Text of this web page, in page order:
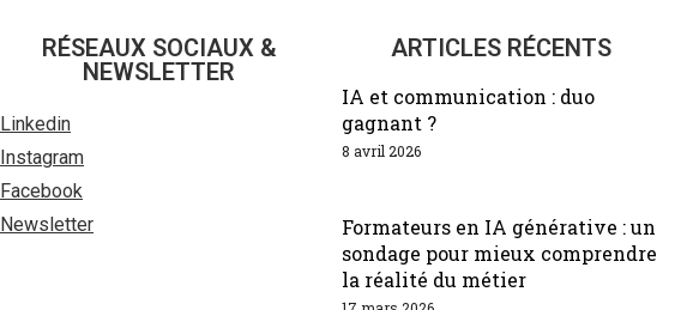
RÉSEAUX SOCIAUX &
NEWSLETTER
Linkedin
Instagram
Facebook
Newsletter
ARTICLES RÉCENTS
IA et communication : duo
gagnant ?
8 avril 2026
Formateurs en IA générative : un
sondage pour mieux comprendre
la réalité du métier